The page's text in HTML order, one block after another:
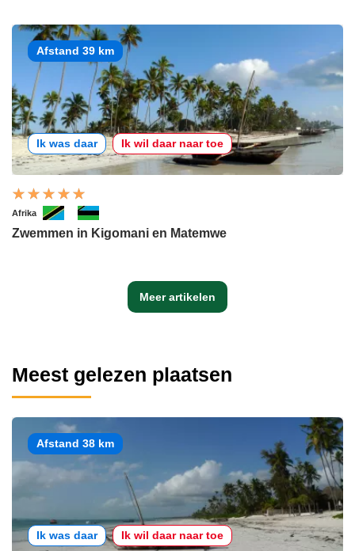
Afstand 39 km
Ik was daar Ik wil daar naar toe
Afrika
Zwemmen in Kigomani en Matemwe
Meer artikelen
Meest gelezen plaatsen
Afstand 38 km
Ik was daar Ik wil daar naar toe